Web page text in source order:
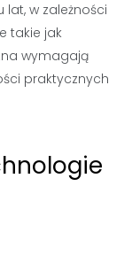
w zależności
takie jak
wymagają
praktycznych